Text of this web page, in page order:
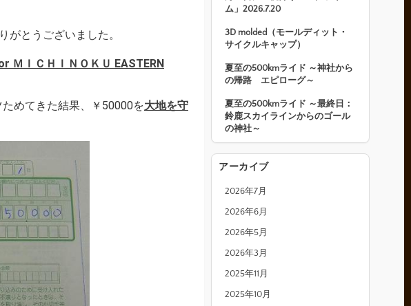
がとうございました。
ＭＩＣＨＩＮＯＫＵ EASTERN
めてきた結果、￥50000を大地を守
ム」2026.7.20
3D molded（モールディット・
サイクルキャップ）
夏至の500kmライド ～神社から
の帰路 エピローグ～
夏至の500kmライド ～最終日：
鈴鹿スカイラインからのゴール
の神社～
アーカイブ
2026年7月
2026年6月
2026年5月
2026年3月
2025年11月
2025年10月